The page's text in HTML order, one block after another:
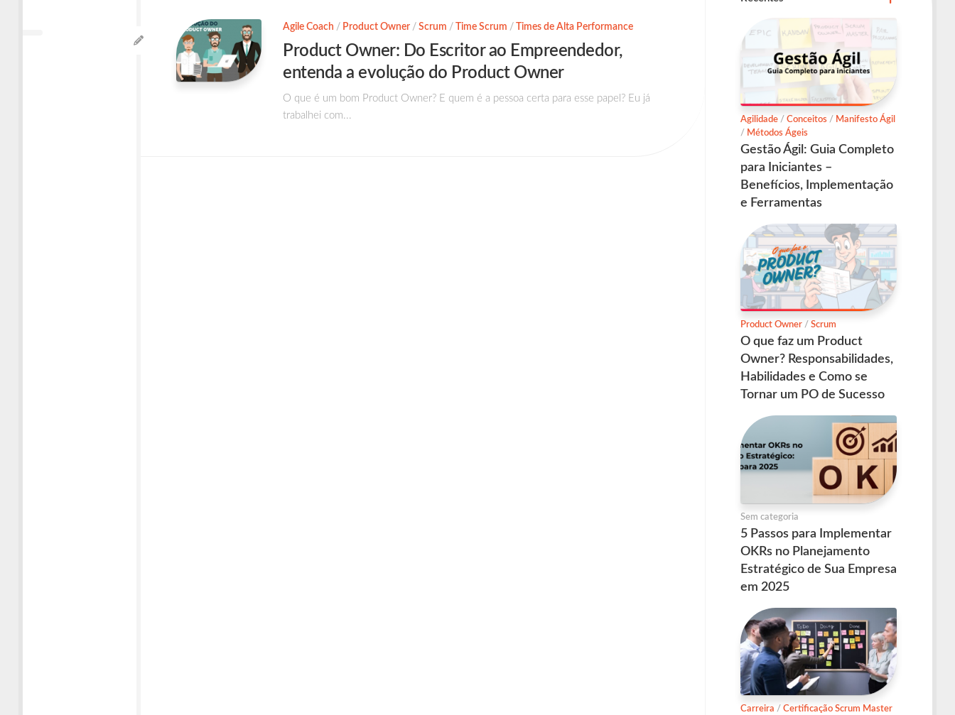
Agile Coach / Product Owner / Scrum / Time Scrum / Times de Alta Performance
Product Owner: Do Escritor ao Empreendedor,
entenda a evolução do Product Owner
O que é um bom Product Owner? E quem é a pessoa certa para esse papel? Eu já
trabalhei com...
Agilidade / Conceitos / Manifesto Ágil
/ Métodos Ágeis
Gestão Ágil: Guia Completo
para Iniciantes –
Benefícios, Implementação
e Ferramentas
Product Owner / Scrum
O que faz um Product
Owner? Responsabilidades,
Habilidades e Como se
Tornar um PO de Sucesso
Sem categoria
5 Passos para Implementar
OKRs no Planejamento
Estratégico de Sua Empresa
em 2025
Carreira / Certificação Scrum Master